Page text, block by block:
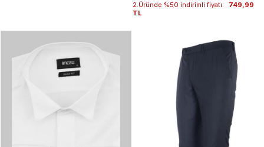
2.Üründe %50 indirimli fiyatı:
749,99
TL